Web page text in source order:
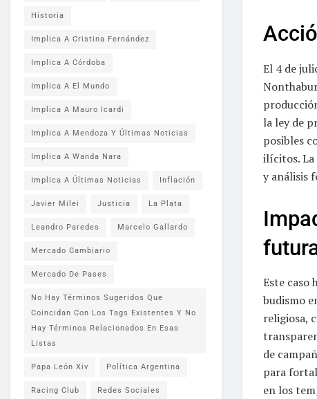
El 4 de
la ley de
posibles
ilícitos. La
y análisis
Este caso
budismo
religiosa,
de
para
en los
Historia
Implica A Cristina Fernández
Implica A Córdoba
Implica A El Mundo
Implica A Mauro Icardi
Implica A Mendoza Y Últimas Noticias
Implica A Wanda Nara
Implica A Últimas Noticias Inflación
Javier Milei Justicia La Plata
Leandro Paredes Marcelo Gallardo
Mercado Cambiario
Mercado De Pases
No Hay Términos Sugeridos Que
Coincidan Con Los Tags Existentes Y No
Hay Términos Relacionados En Esas
Listas
Papa León Xiv Política Argentina
Racing Club Redes Sociales